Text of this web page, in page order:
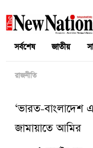
to
সর্বশেষ জাতীয়
রাজনীতি
‘ভারত-বাংলাদেশ
জামায়াতে আমির